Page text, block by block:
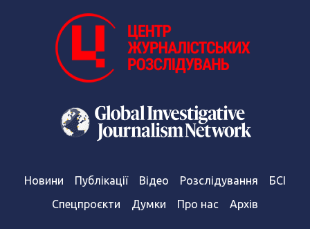
Новини Публікації Відео Розслідування
БСІ
Спецпроєкти
Думки Про нас Архів